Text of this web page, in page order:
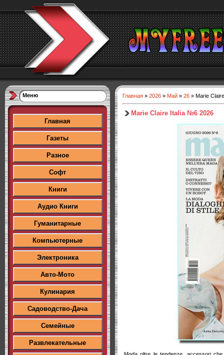
Меню
Главная
Газеты
Разное
Софт
Книги
Аудио Книги
Гуманитарные
Компьютерные
Электроника
Авто-Мото
Кулинария
Садоводство-Дача
Семейные
Развлекательные
Главная » 2026 » Май » 26 » Marie
Marie Claire Italia №6 2026